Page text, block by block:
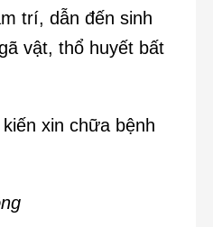
trí, dẫn đến sinh
vật, thổ huyết bất
xin chữa bệnh